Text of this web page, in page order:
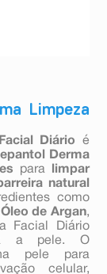
Limpeza
Diário é
Derma
para
limpar
natural
como
Óleo de Argan,
Facial Diário
a pele. O
pele para
celular,